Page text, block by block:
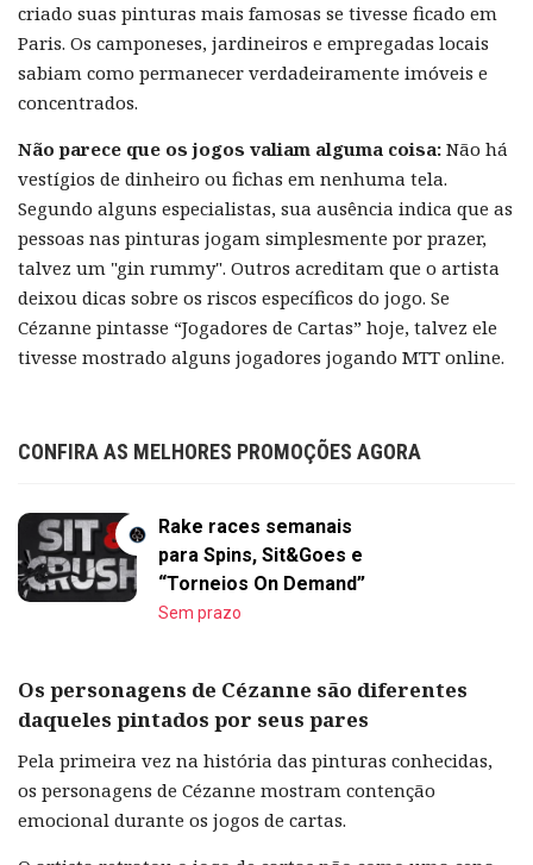
criado suas pinturas mais famosas se tivesse ficado em
Paris. Os camponeses, jardineiros e empregadas locais
sabiam como permanecer verdadeiramente imóveis e
concentrados.
Não parece que os jogos valiam alguma coisa: Não há
vestígios de dinheiro ou fichas em nenhuma tela.
Segundo alguns especialistas, sua ausência indica que as
pessoas nas pinturas jogam simplesmente por prazer,
talvez um "gin rummy". Outros acreditam que o artista
deixou dicas sobre os riscos específicos do jogo. Se
Cézanne pintasse “Jogadores de Cartas” hoje, talvez ele
tivesse mostrado alguns jogadores jogando MTT online.
CONFIRA AS MELHORES PROMOÇÕES AGORA
Rake races semanais
para Spins, Sit&Goes e
“Torneios On Demand”
Sem prazo
Os personagens de Cézanne são diferentes
daqueles pintados por seus pares
Pela primeira vez na história das pinturas conhecidas,
os personagens de Cézanne mostram contenção
emocional durante os jogos de cartas.